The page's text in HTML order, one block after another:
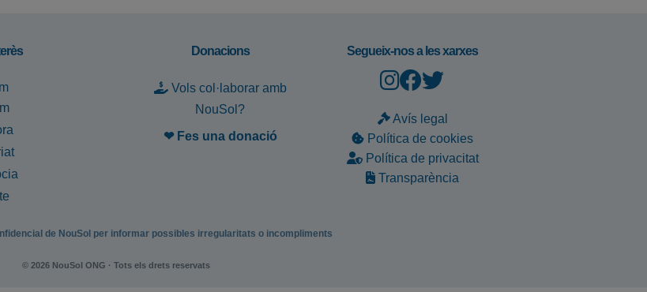
Donacions
Vols col·laborar amb
NouSol?
❤ Fes una donació
Segueix-nos a les xarxes
Avís legal
Política de cookies
Política de privacitat
Transparència
de NouSol per informar possibles irregularitats o incompliments
© 2026 NouSol ONG · Tots els drets reservats